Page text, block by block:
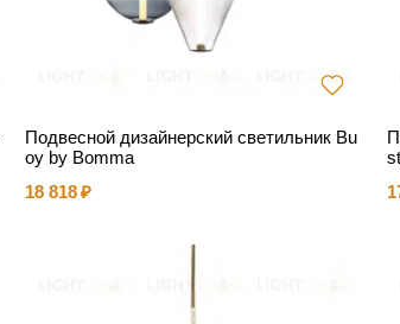
Подвесной дизайнерский светильник Bu
oy by Bomma
18 818